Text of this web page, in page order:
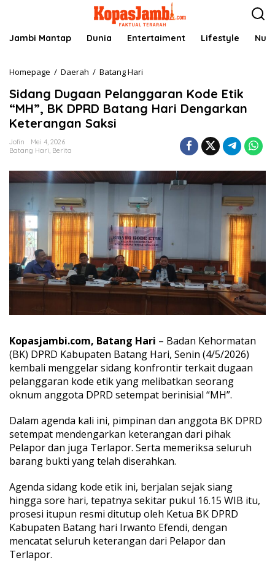
Jambi Mantap Dunia Entertaiment Lifestyle
Homepage / Daerah / Batang Hari
d
a
n
a
a
P
e
l
a
n
g
a
r
n
o
d
e
E
t
i
k
M
H
”
,
D
P
R
D
a
Sidang Dugaan Pelanggaran Kode Etik
“MH”, BK DPRD Batang Hari Dengarkan
Keterangan Saksi
Jofin
Mei 4, 2026
Batang Hari, Berita
Kopasjambi.com, Batang Hari – Badan Kehormatan
(BK) DPRD Kabupaten Batang Hari, Senin (4/5/2026)
kembali menggelar sidang konfrontir terkait dugaan
pelanggaran kode etik yang melibatkan seorang
oknum anggota DPRD setempat berinisial “MH”.
Dalam agenda kali ini, pimpinan dan anggota BK DPRD
setempat mendengarkan keterangan dari pihak
Pelapor dan juga Terlapor. Serta memeriksa seluruh
barang bukti yang telah diserahkan.
Agenda sidang kode etik ini, berjalan sejak siang
hingga sore hari, tepatnya sekitar pukul 16.15 WIB itu,
prosesi itupun resmi ditutup oleh Ketua BK DPRD
Kabupaten Batang hari Irwanto Efendi, dengan
mencatat seluruh keterangan dari Pelapor dan
Terlapor.